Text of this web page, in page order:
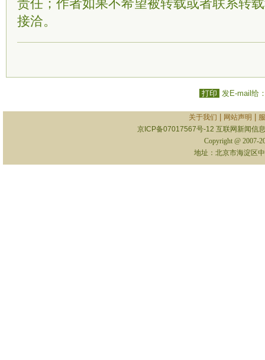
责任；作者如果不希望被转载或者联系转
接洽。
打印 发E-mail给
关于我们 网站声明
京ICP备07017567号-12 互联网新闻信
Copyright @ 2007-
地址：北京市海淀区